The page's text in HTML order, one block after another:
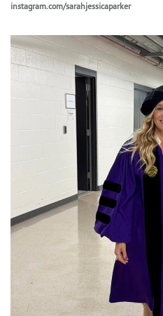
instagram.com/sarahjessicaparker